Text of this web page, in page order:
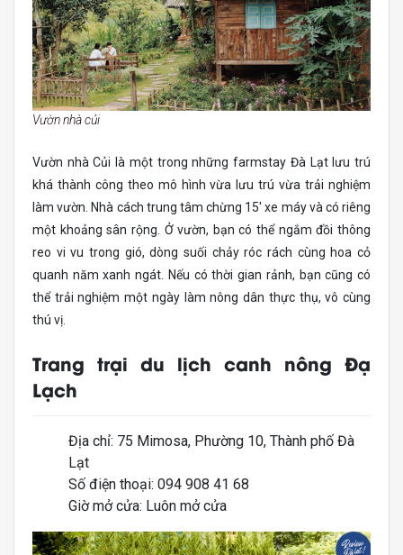
Vườn nhà củi
Vườn nhà Củi là một trong những farmstay Đà Lạt lưu trú
khá thành công theo mô hình vừa lưu trú vừa trải nghiệm
làm vườn. Nhà cách trung tâm chừng 15′ xe máy và có riêng
một khoảng sân rộng. Ở vườn, bạn có thể ngắm đồi thông
reo vi vu trong gió, dòng suối chảy róc rách cùng hoa cỏ
quanh năm xanh ngát. Nếu có thời gian rảnh, bạn cũng có
thể trải nghiệm một ngày làm nông dân thực thụ, vô cùng
thú vị.
Trang trại du lịch canh nông Đạ
Lạch
Địa chỉ: 75 Mimosa, Phường 10, Thành phố Đà
Lạt
Số điện thoại: 094 908 41 68
Giờ mở cửa: Luôn mở cửa